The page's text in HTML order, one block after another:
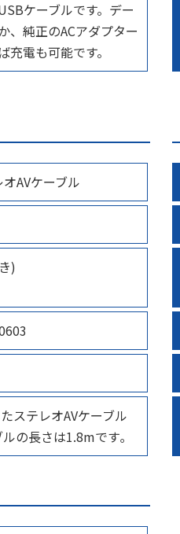
ケーブルです。デー
、純正のACアダプター
充電も可能です。
AVケーブル
)
ステレオAVケーブル
の長さは1.8mです｡